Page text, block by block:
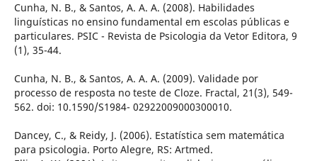
Cunha, N. B., & Santos, A. A. A. (2008). Habilidades
linguísticas no ensino fundamental em escolas públicas e
particulares. PSIC - Revista de Psicologia da Vetor Editora, 9
(1), 35-44.
Cunha, N. B., & Santos, A. A. A. (2009). Validade por
processo de resposta no teste de Cloze. Fractal, 21(3), 549-
562. doi: 10.1590/S1984- 02922009000300010.
Dancey, C., & Reidy, J. (2006). Estatística sem matemática
para psicologia. Porto Alegre, RS: Artmed.